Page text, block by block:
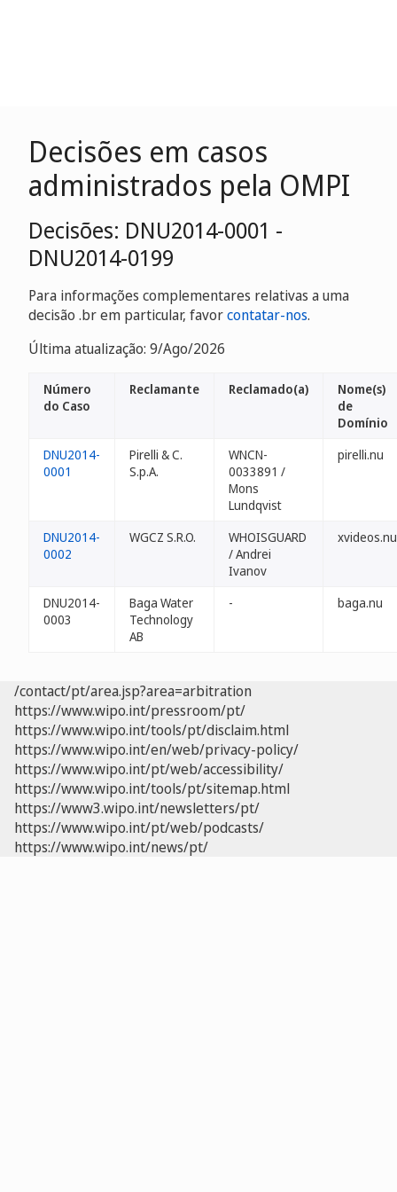
Decisões em casos
administrados pela OMPI
Decisões: DNU2014-0001 -
DNU2014-0199
Para informações complementares relativas a uma
decisão .br em particular, favorcontatar-nos.
Última atualização: 9/Ago/2026
Número
do Caso
Reclamante Reclamado(a)
Nome(s)
de
Domínio
DNU2014-
0001
Pirelli & C.
S.p.A.
WNCN-
0033891 /
Mons
Lundqvist
pirelli.nu
DNU2014-
0002
WGCZ S.R.O.
WHOISGUARD
/ Andrei
Ivanov
xvideos.nu
DNU2014-
0003
Baga Water
Technology
AB
- baga.nu
/contact/pt/area.jsp?area=arbitration
https://www.wipo.int/pressroom/pt/
https://www.wipo.int/tools/pt/disclaim.html
https://www.wipo.int/en/web/privacy-policy/
https://www.wipo.int/pt/web/accessibility/
https://www.wipo.int/tools/pt/sitemap.html
https://www3.wipo.int/newsletters/pt/
https://www.wipo.int/pt/web/podcasts/
https://www.wipo.int/news/pt/